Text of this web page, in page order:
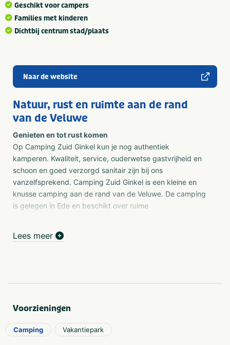
Geschikt voor campers
Families met kinderen
Dichtbij centrum stad/plaats
Naar de website
Natuur, rust en ruimte aan de rand
van de Veluwe
Genieten en tot rust komen
Op Camping Zuid Ginkel kun je nog authentiek
kamperen. Kwaliteit, service, ouderwetse gastvrijheid en
schoon en goed verzorgd sanitair zijn bij ons
vanzelfsprekend. Camping Zuid Ginkel is een kleine en
knusse camping aan de rand van de Veluwe. De camping
is gelegen in Ede en beschikt over ruime
beleven bij ons een heerlijk ontspannen vakantie. De
Ontdek de prachtige Veluwe
natuurlijke ligging. Op het terrein waant je jezelf niet
Lees meer
Voorzieningen
Camping Vakantiepark